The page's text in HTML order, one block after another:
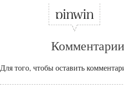
Для того, чтобы оставить